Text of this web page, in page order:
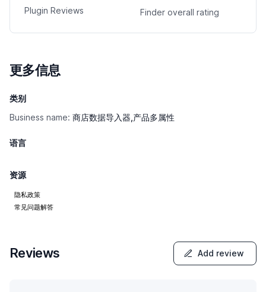
Plugin Reviews Finder overall rating
更多信息
类别
Business name: 商店数据导入器,产品多属性
语言
资源
隐私政策
常见问题解答
Reviews Add review